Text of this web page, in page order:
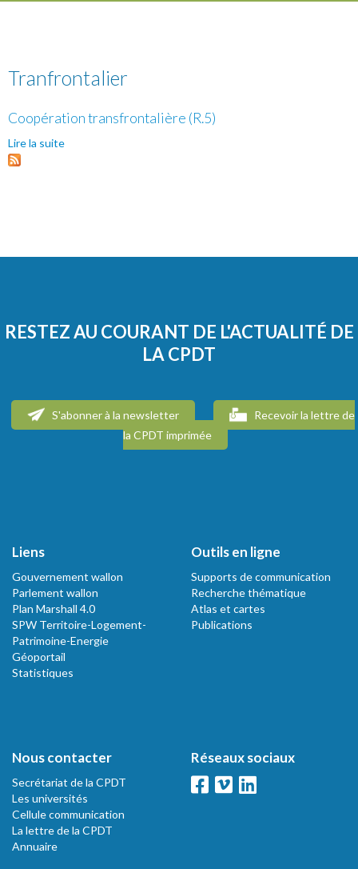
Tranfrontalier
Coopération transfrontalière (R.5)
Lire la suite
RESTEZ AU COURANT DE L'ACTUALITÉ DE
LA CPDT
S'abonner à la newsletter
Recevoir la lettre de
la CPDT imprimée
Liens
Gouvernement wallon
Parlement wallon
Plan Marshall 4.0
SPW Territoire-Logement-
Patrimoine-Energie
Géoportail
Statistiques
Outils en ligne
Supports de communication
Recherche thématique
Atlas et cartes
Publications
Nous contacter
Secrétariat de la CPDT
Les universités
Cellule communication
La lettre de la CPDT
Annuaire
Réseaux sociaux